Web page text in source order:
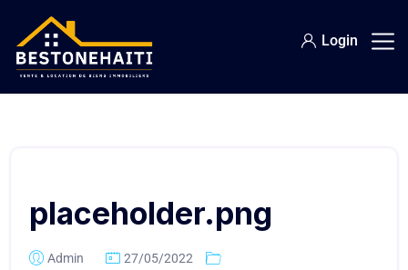
Login
placeholder.png
Admin 27/05/2022